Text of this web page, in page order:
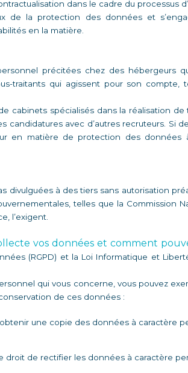
dans le cadre du processus
de la protection des données et
en la matière.
précitées chez des hébergeurs
traitants qui agissent pour son compte,
cabinets spécialisés dans la réalisation
candidatures avec d’autres recruteurs. Si
en matière de protection des
divulguées à des tiers sans autorisation
telles que la Commission
l’exigent.
vos données et comment
(RGPD) et la Loi Informatique et
qui vous concerne, vous pouvez
de ces données :
une copie des données à caractère
droit de rectifier les données à caractère